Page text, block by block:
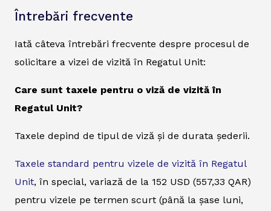
Întrebări frecvente
Iată câteva întrebări frecvente despre procesul de
solicitare a vizei de vizită în Regatul Unit:
Care sunt taxele pentru o viză de vizită în
Regatul Unit?
Taxele depind de tipul de viză și de durata șederii.
Taxele standard pentru vizele de vizită în Regatul
Unit, în special, variază de la 152 USD (557,33 QAR)
pentru vizele pe termen scurt (până la șase luni,